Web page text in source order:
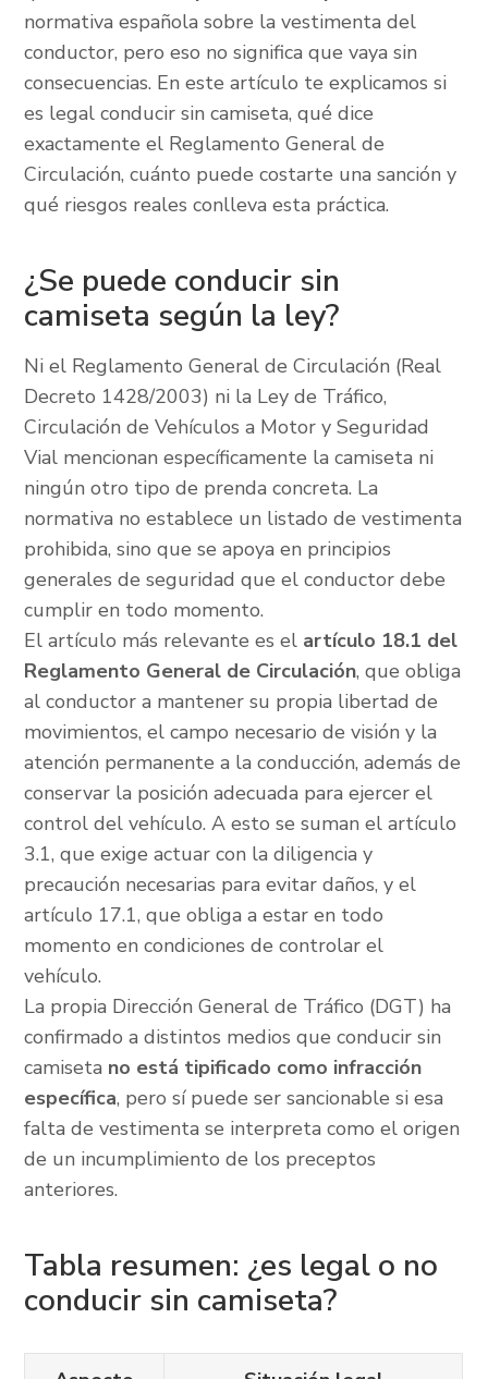
normativa española sobre la vestimenta del
conductor, pero eso no significa que vaya sin
consecuencias. En este artículo te explicamos si
es legal conducir sin camiseta, qué dice
exactamente el Reglamento General de
Circulación, cuánto puede costarte una sanción y
qué riesgos reales conlleva esta práctica.
¿Se puede conducir sin
camiseta según la ley?
Ni el Reglamento General de Circulación (Real
Decreto 1428/2003) ni la Ley de Tráfico,
Circulación de Vehículos a Motor y Seguridad
Vial mencionan específicamente la camiseta ni
ningún otro tipo de prenda concreta. La
normativa no establece un listado de vestimenta
prohibida, sino que se apoya en principios
generales de seguridad que el conductor debe
cumplir en todo momento.
El artículo más relevante es el artículo 18.1 del
Reglamento General de Circulación, que obliga
al conductor a mantener su propia libertad de
movimientos, el campo necesario de visión y la
atención permanente a la conducción, además de
conservar la posición adecuada para ejercer el
control del vehículo. A esto se suman el artículo
3.1, que exige actuar con la diligencia y
precaución necesarias para evitar daños, y el
artículo 17.1, que obliga a estar en todo
momento en condiciones de controlar el
vehículo.
La propia Dirección General de Tráfico (DGT) ha
confirmado a distintos medios que conducir sin
camiseta no está tipificado como infracción
específica, pero sí puede ser sancionable si esa
falta de vestimenta se interpreta como el origen
de un incumplimiento de los preceptos
anteriores.
Tabla resumen: ¿es legal o no
conducir sin camiseta?